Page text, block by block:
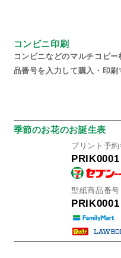
コンビニ印刷
コンビニなどのマルチコピ
品番号を入力して購入・印刷
季節のお花のお誕生表
プリント予
PRIK0001
型紙商品番号
PRIK0001